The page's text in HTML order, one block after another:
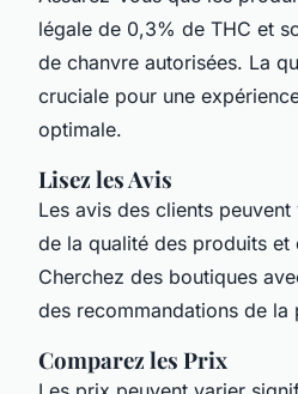
légale de 0,3% de THC et
de chanvre autorisées. La
cruciale pour une
optimale.
Lisez les Avis
Les avis des clients
de la qualité des produits et
Cherchez des boutiques
des recommandations de la
Comparez les Prix